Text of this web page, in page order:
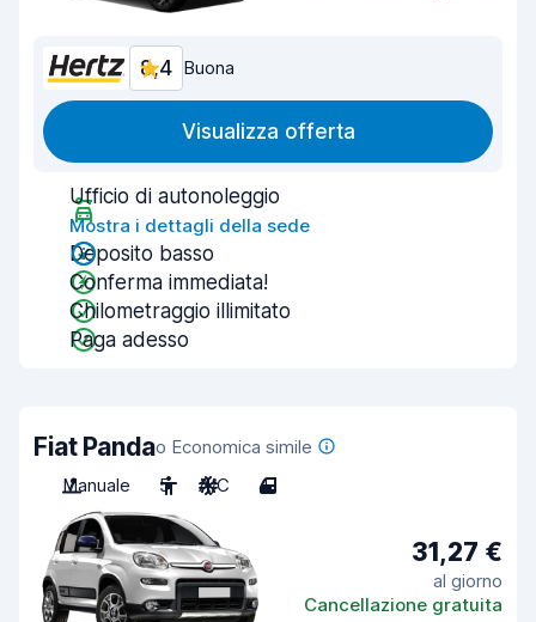
8,4 Buona
Visualizza offerta
Ufficio di autonoleggio
Mostra i dettagli della sede
Deposito basso
Conferma immediata!
Chilometraggio illimitato
Paga adesso
Fiat Pandao Economica simile
Manuale
5 A/C 4
31,27 €
al giorno
Cancellazione gratuita